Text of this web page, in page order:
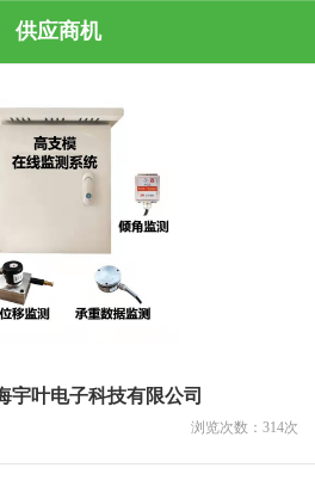
供应商机
宇叶电子科技有限公司
浏览次数： 314次